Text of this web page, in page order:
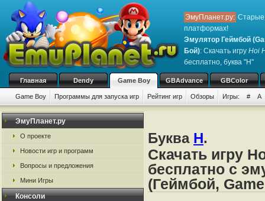
ЭмуПланет.ру: Старые
платформах!
Эмулятор Геймбой
Бой): Скачать игру Hoi
бесплатно, буква "H"
Главная Dendy Game Boy GBAdvance GBColor
Game Boy Программы для запуска игр Рейтинг игр Обзоры Игры: # A
ЭмуПланет.ру
О проекте
Новости игр и программ
Вопросы и предложения
Мини Игры
Консоли
Буква H.
Скачать игру
бесплатно с
(Геймбой,